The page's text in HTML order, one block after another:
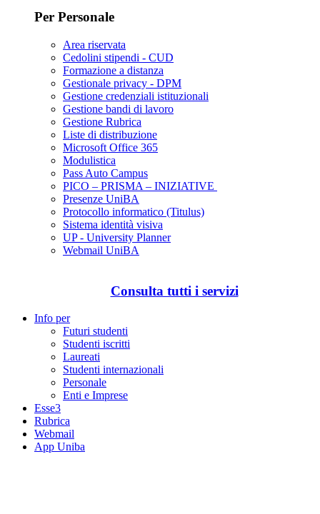
Per Personale
Area riservata
Cedolini stipendi - CUD
Formazione a distanza
Gestionale privacy - DPM
Gestione credenziali istituzionali
Gestione bandi di lavoro
Gestione Rubrica
Liste di distribuzione
Microsoft Office 365
Modulistica
Pass Auto Campus
PICO – PRISMA – INIZIATIVE
Presenze UniBA
Protocollo informatico (Titulus)
Sistema identità visiva
UP - University Planner
Webmail UniBA
Consulta tutti i servizi
Info per
Futuri studenti
Studenti iscritti
Laureati
Studenti internazionali
Personale
Enti e Imprese
Esse3
Rubrica
Webmail
App Uniba